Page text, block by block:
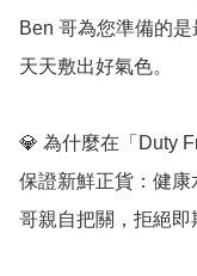
Ben 哥為您準備的
天天敷出好氣色。
💎 為什麼在「Duty
保證新鮮正貨：健
哥親自把關，拒絕即